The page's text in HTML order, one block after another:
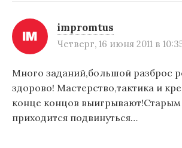
и
я
п
о
з
impromtus
Четверг, 16 июня 2011 в
Много заданий,большой разброс
здорово! Мастерство,тактика и
конце концов
приходится подвинуться…